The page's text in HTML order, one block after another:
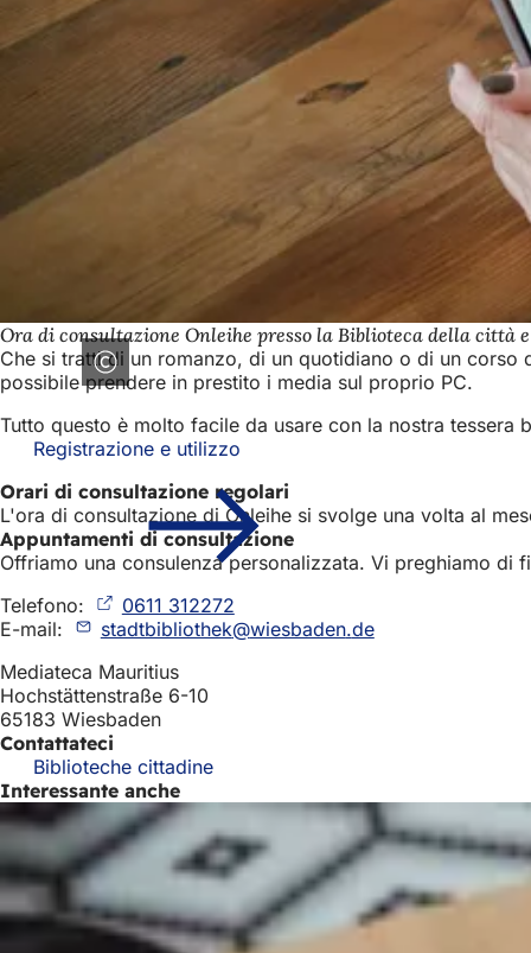
Ora di consultazione Onleihe presso la Biblioteca della città
Che si tratti di un romanzo, di un quotidiano o di un
possibile prendere in prestito i media sul proprio PC.
Tutto questo è molto facile da usare con la nostra tessera
Registrazione e utilizzo
Orari di consultazione regolari
L'ora di consultazione di Onleihe si svolge una volta al
Appuntamenti di consultazione
Offriamo una consulenza personalizzata. Vi preghiamo
Telefono:
0611 312272
apre
E-mail: stadtbibliothek wiesbaden de
Mediateca Mauritius
Hochstättenstraße 6-10
65183 Wiesbaden
Contattateci
Biblioteche cittadine
Interessante anche